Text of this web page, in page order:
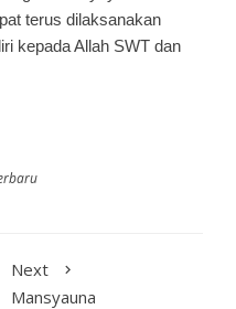
terus dilaksanakan
kepada Allah SWT dan
Next
Mansyauna